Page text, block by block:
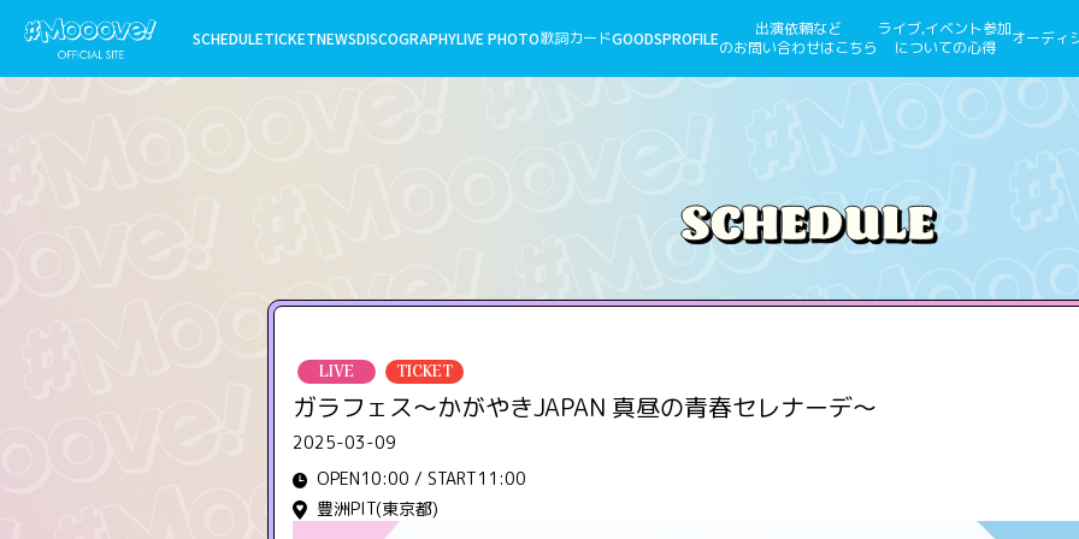
SCHEDULETICKETNEWSDISCOGRAPHYLIVE PHOTO歌詞カードGOODSPROFILE
出演依頼など
のお問い合わせはこちら
ライブ,イベント参加
についての心得
オーディ
LIVE TICKET
ガラフェス〜かがやきJAPAN 真昼の青春セレナーデ〜
2025-03-09
OPEN10:00 / START11:00
豊洲PIT(東京都)